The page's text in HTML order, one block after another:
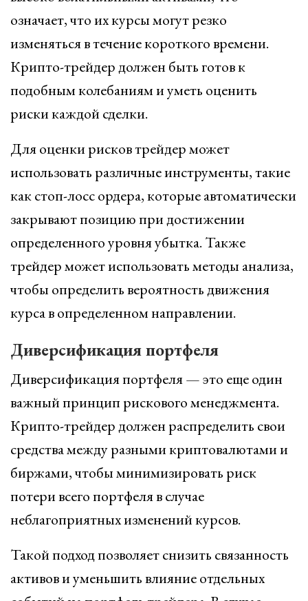
означает, что их курсы могут резко
изменяться в течение короткого времени.
Крипто-трейдер должен быть готов к
подобным колебаниям и уметь оценить
риски каждой сделки.
Для оценки рисков трейдер может
использовать различные инструменты, такие
как стоп-лосс ордера, которые автоматически
закрывают позицию при достижении
определенного уровня убытка. Также
трейдер может использовать методы анализа,
чтобы определить вероятность движения
курса в определенном направлении.
Диверсификация портфеля
Диверсификация портфеля — это еще один
важный принцип рискового менеджмента.
Крипто-трейдер должен распределить свои
средства между разными криптовалютами и
биржами, чтобы минимизировать риск
потери всего портфеля в случае
неблагоприятных изменений курсов.
Такой подход позволяет снизить связанность
активов и уменьшить влияние отдельных